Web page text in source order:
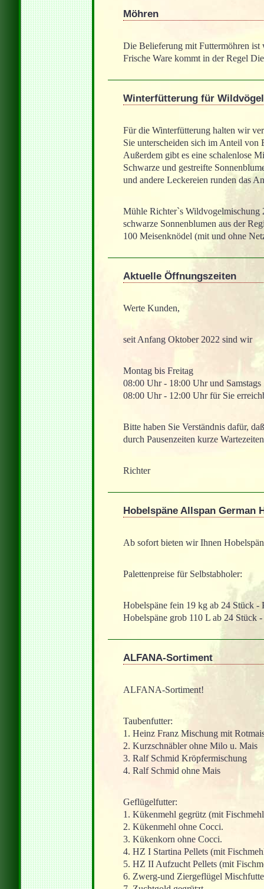
Möhren
Die Belieferung mit Futtermöhren ist
Frische Ware kommt in der Regel
Winterfütterung für Wildvögel
Für die Winterfütterung halten wir
Sie unterscheiden sich im Anteil von
Außerdem gibt es eine schalenlose
Schwarze und gestreifte
und andere Leckereien runden das
Mühle Richter`s Wildvogelmischung
schwarze Sonnenblumen aus der
100 Meisenknödel (mit und ohne
Aktuelle Öffnungszeiten
Werte Kunden,
seit Anfang Oktober 2022 sind wir
Montag bis Freitag
08:00 Uhr - 18:00 Uhr und Samstags
08:00 Uhr - 12:00 Uhr für Sie
Bitte haben Sie Verständnis dafür,
durch Pausenzeiten kurze
Richter
Hobelspäne Allspan German
Ab sofort bieten wir Ihnen
Palettenpreise für Selbstabholer:
Hobelspäne fein 19 kg ab 24 Stück -
Hobelspäne grob 110 L ab 24 Stück
ALFANA-Sortiment
ALFANA-Sortiment!
Taubenfutter:
1. Heinz Franz Mischung mit
2. Kurzschnäbler ohne Milo u. Mais
3. Ralf Schmid Kröpfermischung
4. Ralf Schmid ohne Mais
Geflügelfutter:
1. Kükenmehl gegrütz (mit
2. Kükenmehl ohne Cocci.
3. Kükenkorn ohne Cocci.
4. HZ I Startina Pellets (mit
5. HZ II Aufzucht Pellets (mit
6. Zwerg-und Ziergeflügel